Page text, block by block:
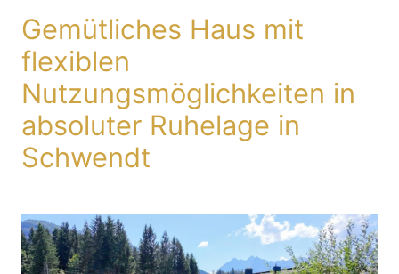
Gemütliches Haus mit
flexiblen
Nutzungsmöglichkeiten in
absoluter Ruhelage in
Schwendt